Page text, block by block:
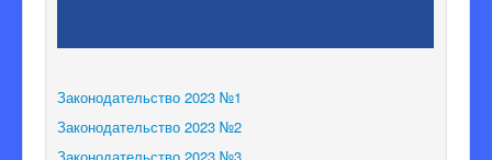
Законодательство 2023 №1
Законодательство 2023 №2
Законодательство 2023 №3